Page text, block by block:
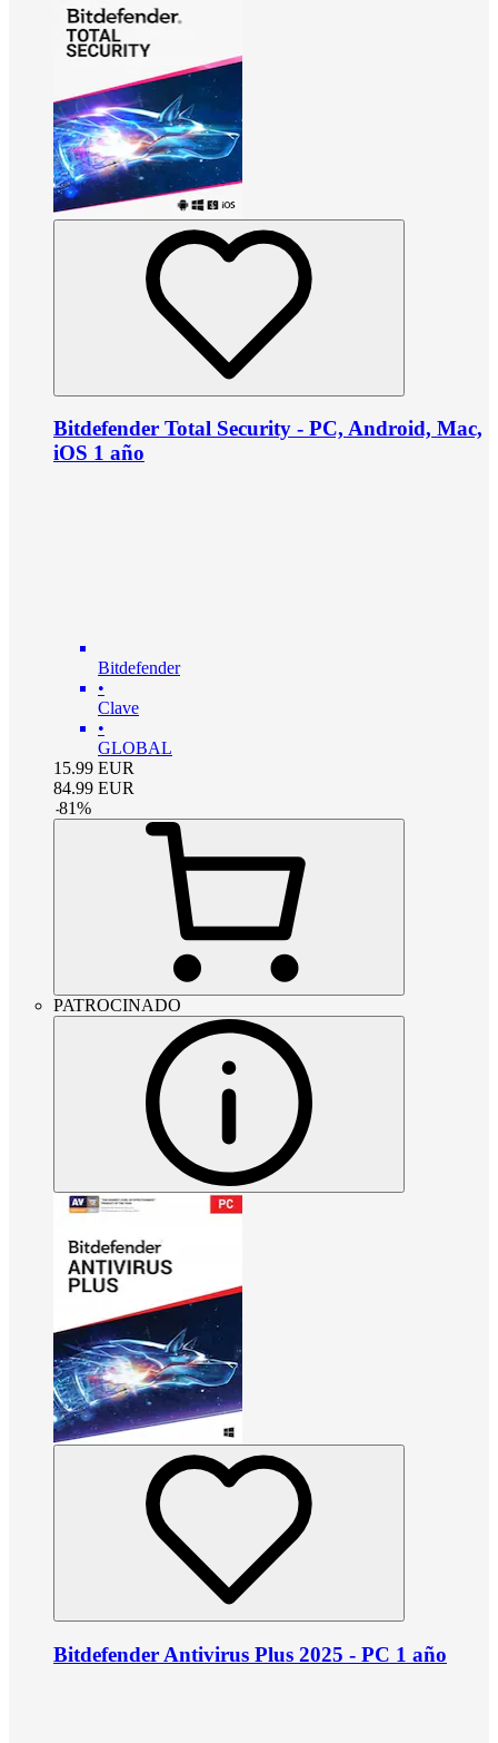
Bitdefender Total Security - PC, Android, Mac,
iOS 1 año
Bitdefender
•
Clave
•
GLOBAL
15.99 EUR
84.99 EUR
-81%
PATROCINADO
Bitdefender Antivirus Plus 2025 - PC 1 año